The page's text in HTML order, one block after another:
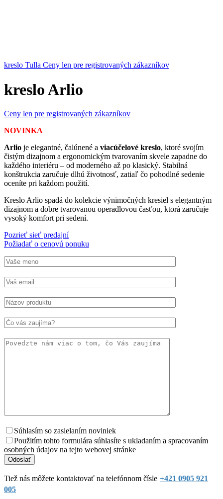
kreslo Tulla Ceny len pre registrovaných zákazníkov
kreslo Arlio
Ceny len pre registrovaných zákazníkov
NOVINKA
Arlio je elegantné, čalúnené a viacúčelové kreslo, ktoré svojím
čistým dizajnom a ergonomickým tvarovaním skvele zapadne do
každého interiéru – od moderného až po klasický. Stabilná
konštrukcia zaručuje dlhú životnosť, zatiaľ čo pohodlné sedenie
oceníte pri každom použití.
Kreslo Arlio spadá do kolekcie výnimočných kresiel s elegantným
dizajnom a dobre tvarovanou operadlovou časťou, ktorá zaručuje
vysoký komfort pri sedení.
Pozrieť sieť predajní
Požiadať o cenovú ponuku
Súhlasím so zasielaním noviniek
Použitím tohto formulára súhlasíte s ukladaním a spracovaním
osobných údajov na tejto webovej stránke
Tiež nás môžete kontaktovať na telefónnom čísle +421 0905 921
005